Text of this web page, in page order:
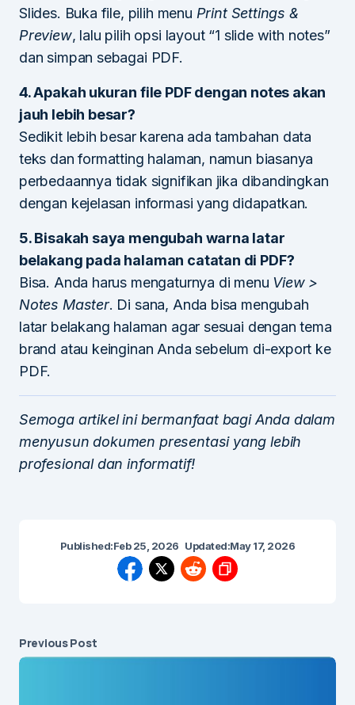
Slides. Buka file, pilih menu Print Settings &
Preview, lalu pilih opsi layout “1 slide with notes”
dan simpan sebagai PDF.
4. Apakah ukuran file PDF dengan notes akan
jauh lebih besar?
Sedikit lebih besar karena ada tambahan data
teks dan formatting halaman, namun biasanya
perbedaannya tidak signifikan jika dibandingkan
dengan kejelasan informasi yang didapatkan.
5. Bisakah saya mengubah warna latar
belakang pada halaman catatan di PDF?
Bisa. Anda harus mengaturnya di menu View >
Notes Master. Di sana, Anda bisa mengubah
latar belakang halaman agar sesuai dengan tema
brand atau keinginan Anda sebelum di-export ke
PDF.
Semoga artikel ini bermanfaat bagi Anda dalam
menyusun dokumen presentasi yang lebih
profesional dan informatif!
Published:Feb 25, 2026 Updated:May 17, 2026
Previous Post